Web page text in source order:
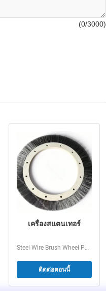
(0/3000)
เครื่องสแตนเทอร์
Steel Wire Brush Wheel PVC Core Edge Press For Dyeing...
ติดต่อตอนนี้